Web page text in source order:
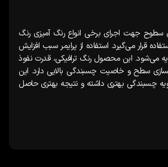
سطوح جهت اجرای برخی انواع رنگ آمیزی رنگ
قرار می‌گیرد. استفاده از پرایمر سبب افزایش
می‌شود. این محصول رنگ ترافیکی، قدرت نفوذ
سطح و خاصیت چسبندگی بالایی دارد. این
چسبندگی بهتری داشته و نتیجه بهتری حاصل